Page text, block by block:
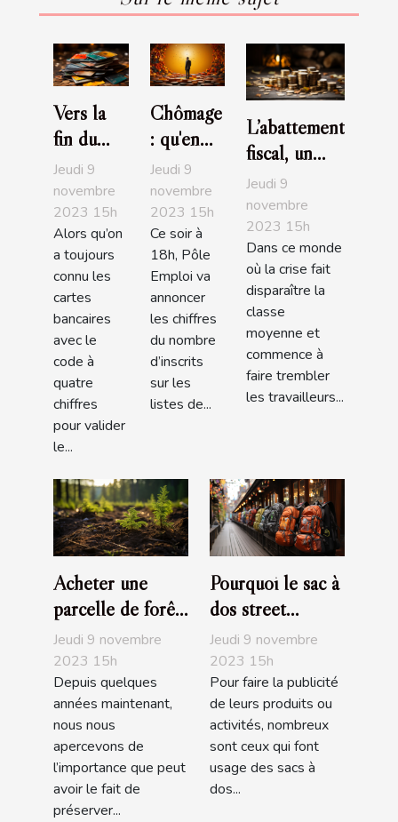
Vers la
fin du
code
pour les
carte
bancaire
?
Jeudi 9
novembre
2023 15h
Alors qu’on
a toujours
connu les
cartes
bancaires
avec le
code à
quatre
chiffres
pour valider
le...
Chômage
: qu'en
est-il
entre les
deux
tours?
Jeudi 9
novembre
2023 15h
Ce soir à
18h, Pôle
Emploi va
annoncer
les chiffres
du nombre
d’inscrits
sur les
listes de...
L’abattement
fiscal, un
bon moyen
de
redescendre
dans les
barèmes
Jeudi 9
novembre
2023 15h
Dans ce monde
où la crise fait
disparaître la
classe
moyenne et
commence à
faire trembler
les travailleurs...
Acheter une
parcelle de forêt,
un investissement
écologique
Jeudi 9 novembre
2023 15h
Depuis quelques
années maintenant,
nous nous
apercevons de
l’importance que peut
avoir le fait de
préserver...
Pourquoi le sac à
dos street
marketing est
pratique ?
Jeudi 9 novembre
2023 15h
Pour faire la publicité
de leurs produits ou
activités, nombreux
sont ceux qui font
usage des sacs à
dos...